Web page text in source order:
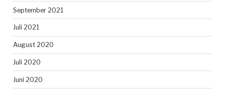
September 2021
Juli 2021
August 2020
Juli 2020
Juni 2020